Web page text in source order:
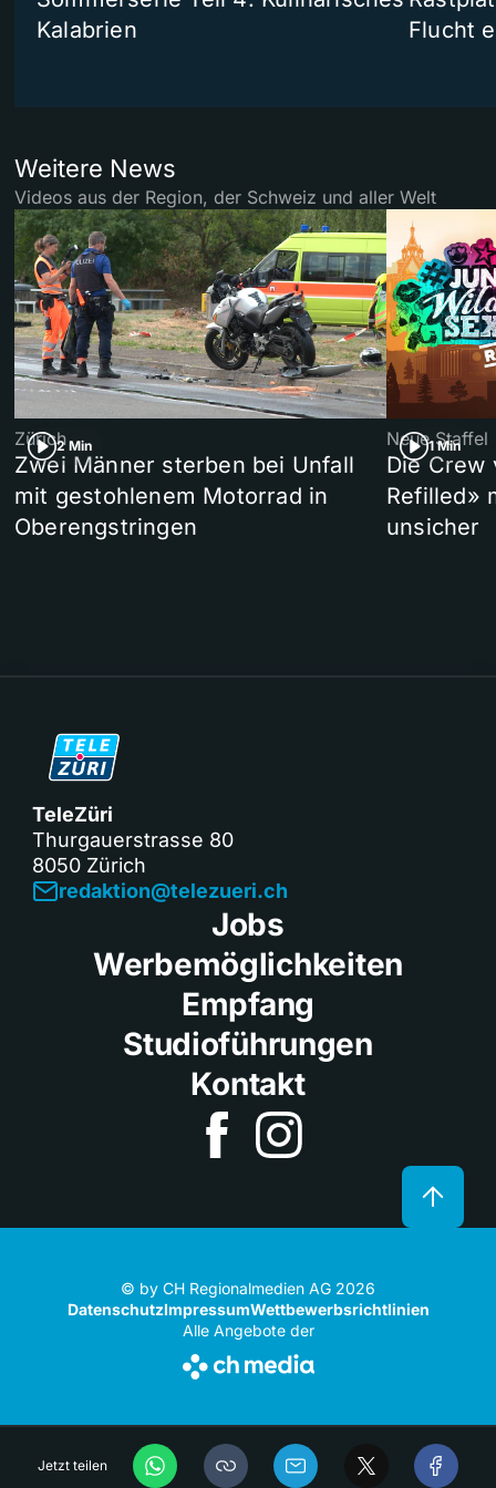
Jetzt teilen
Kalabrien
Flucht
Weitere News
Videos aus der Region, der Schweiz und aller Welt
2 Min
Zürich
Zwei Männer sterben bei Unfall
mit gestohlenem Motorrad in
Oberengstringen
1 Min
Neue Staffel
Die Crew
Refilled»
unsicher
TeleZüri
Thurgauerstrasse 80
8050 Zürich
redaktion@telezueri.ch
Jobs
Werbemöglichkeiten
Empfang
Studioführungen
Kontakt
© by CH Regionalmedien AG 2026
DatenschutzImpressumWettbewerbsrichtlinien
Alle Angebote der